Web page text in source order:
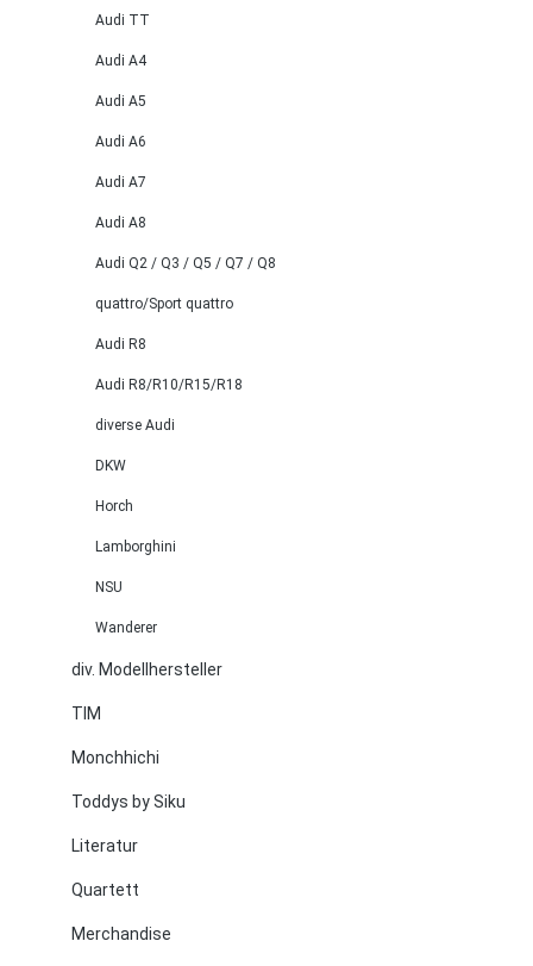
Audi TT
Audi A4
Audi A5
Audi A6
Audi A7
Audi A8
Audi Q2 / Q3 / Q5 / Q7 / Q8
quattro/Sport quattro
Audi R8
Audi R8/R10/R15/R18
diverse Audi
DKW
Horch
Lamborghini
NSU
Wanderer
div. Modellhersteller
TIM
Monchhichi
Toddys by Siku
Literatur
Quartett
Merchandise